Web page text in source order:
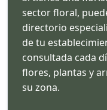
sector floral,
directorio
de tu
consultada cada
flores, plantas y
su zona.